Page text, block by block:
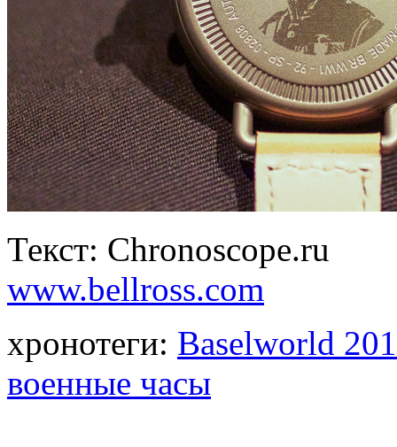
Текст: Chronoscope.ru
www.bellross.com
хронотеги: Baselworld
военные часы